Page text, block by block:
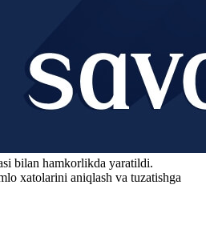
bilan hamkorlikda yaratildi.
xatolarini aniqlash va tuzatishga